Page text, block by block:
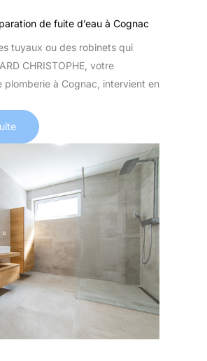
de fuite d’eau à Cognac
tuyaux ou des robinets qui
CHRISTOPHE, votre
plomberie à Cognac, intervient en